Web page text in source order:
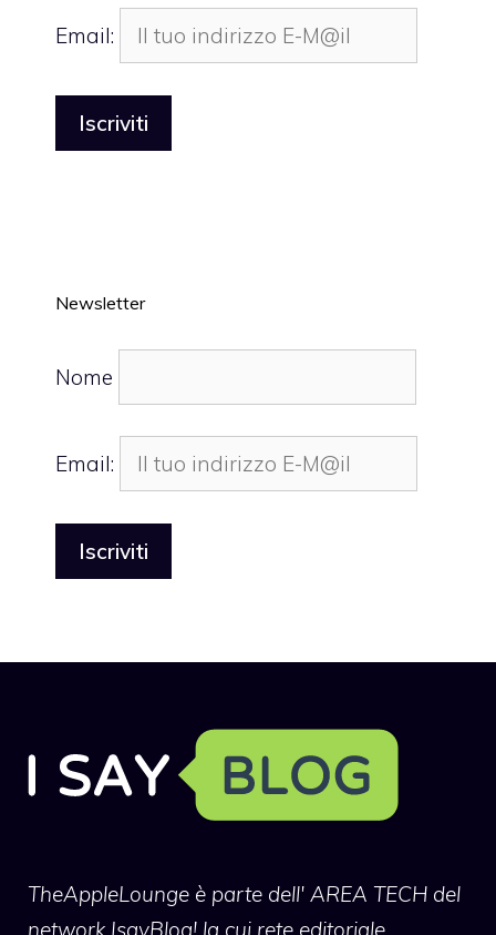
Email:
Newsletter
Nome
Email:
TheAppleLounge è parte dell' AREA TECH del
network IsayBlog! la cui rete editoriale